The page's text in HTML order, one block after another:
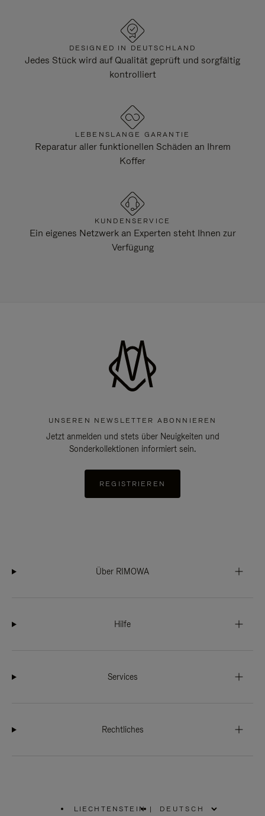
DESIGNED IN DEUTSCHLAND
Jedes Stück wird auf Qualität geprüft und sorgfältig
kontrolliert
LEBENSLANGE GARANTIE
Reparatur aller funktionellen Schäden an Ihrem
Koffer
KUNDENSERVICE
Ein eigenes Netzwerk an Experten steht Ihnen zur
Verfügung
UNSEREN NEWSLETTER ABONNIEREN
Jetzt anmelden und stets über Neuigkeiten und
Sonderkollektionen informiert sein.
REGISTRIEREN
Über RIMOWA
Hilfe
Services
Rechtliches
LIECHTENSTEIN |